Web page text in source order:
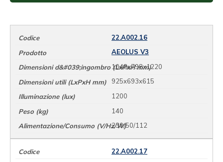
22.A002.16
AEOLUS V3
1048x798x1220
925x693x615
1200
140
230/50/112
22.A002.17